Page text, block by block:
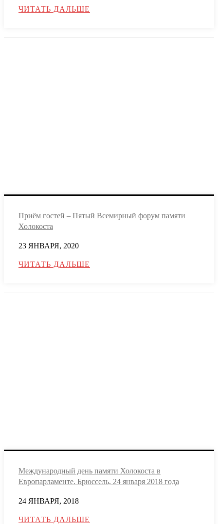
ЧИТАТЬ ДАЛЬШЕ
Приём гостей – Пятый Всемирный форум памяти
Холокоста
23 ЯНВАРЯ, 2020
ЧИТАТЬ ДАЛЬШЕ
Международный день памяти Холокоста в
Европарламенте. Брюссель, 24 января 2018 года
24 ЯНВАРЯ, 2018
ЧИТАТЬ ДАЛЬШЕ